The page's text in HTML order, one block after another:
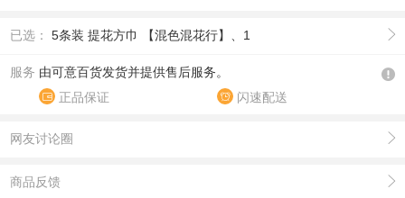
已选： 5条装 提花方巾 【混色混花行】、1
服务 由可意百货发货并提供售后服务。
正品保证
闪速配送
网友讨论圈
商品反馈